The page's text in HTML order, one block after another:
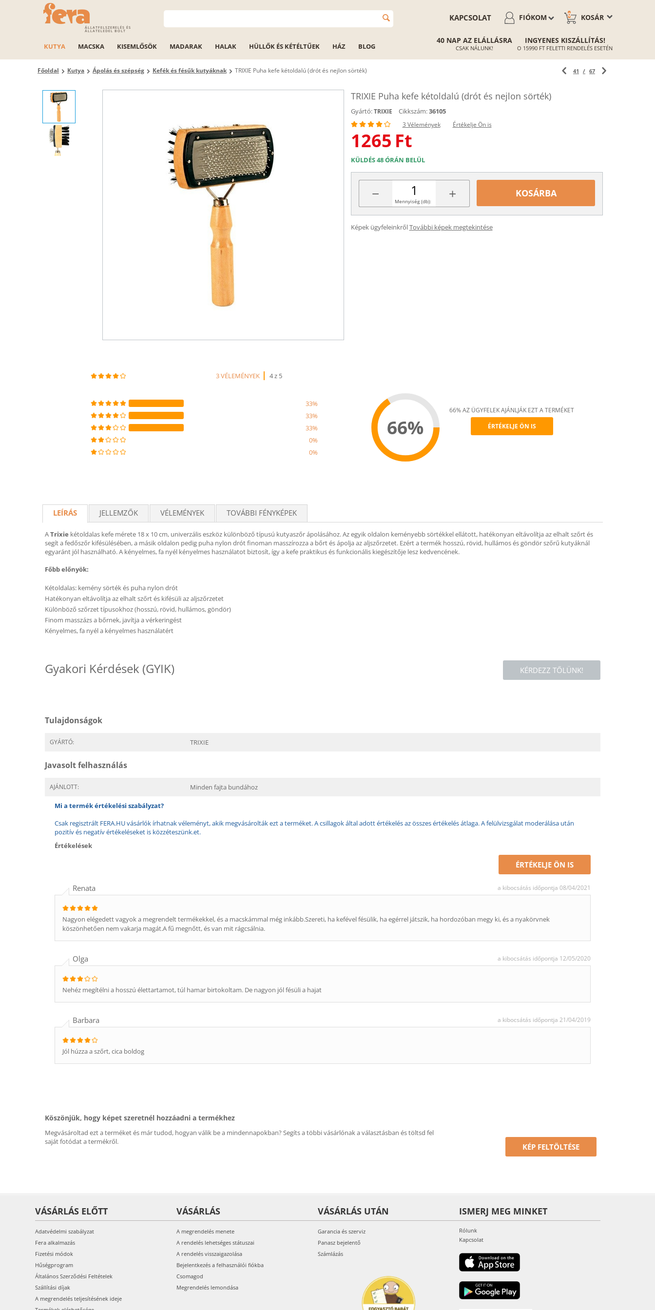
ÁLLATFELSZERELÉS ÉS
ÁLLATELEDEL BOLT
KOSÁR
0
FIÓKOM
KAPCSOLAT
KUTYA MACSKA KISEMLŐSÖK MADARAK HALAK HÜLLŐK ÉS KÉTÉLTŰEK HÁZ BLOG
40 NAP AZ ELÁLLÁSRA
CSAK NÁLUNK!
INGYENES KISZÁLLÍTÁS!
O 15990 FT FELETTI RENDELÉS ESETÉN
Főoldal Kutya Ápolás és szépség Kefék és fésűk kutyáknak TRIXIE Puha kefe kétoldalú (drót és nejlon sörték) 41 / 67
TRIXIE Puha kefe kétoldalú (drót és nejlon sörték)
Gyártó: TRIXIE Cikkszám:36105
3 Vélemények Értékelje Ön is
1265 Ft
KÜLDÉS 48 ÓRÁN BELÜL
− +
Mennyiség (db):
KOSÁRBA
Képek ügyfeleinkrőlTovábbi képek megtekintése
3 VÉLEMÉNYEK 4 z 5
33%
33%
33%
0%
0%
66%
66% AZ ÜGYFELEK AJÁNLJÁK EZT A TERMÉKET
ÉRTÉKELJE ÖN IS
LEÍRÁS JELLEMZŐK VÉLEMÉNYEK TOVÁBBI FÉNYKÉPEK
ATrixie kétoldalas kefe mérete 18 x 10 cm, univerzális eszköz különböző típusú kutyaszőr ápolásához. Az egyik oldalon keményebb sörtékkel ellátott, hatékonyan eltávolítja az elhalt szőrt és
segít a fedőszőr kifésülésében, a másik oldalon pedig puha nylon drót finoman masszírozza a bőrt és ápolja az aljszőrzetet. Ezért a termék hosszú, rövid, hullámos és göndör szőrű kutyáknál
egyaránt jól használható. A kényelmes, fa nyél kényelmes használatot biztosít, így a kefe praktikus és funkcionális kiegészítője lesz kedvencének.
Főbb előnyök:
Kétoldalas: kemény sörték és puha nylon drót
Hatékonyan eltávolítja az elhalt szőrt és kifésüli az aljszőrzetet
Különböző szőrzet típusokhoz (hosszú, rövid, hullámos, göndör)
Finom masszázs a bőrnek, javítja a vérkeringést
Kényelmes, fa nyél a kényelmes használatért
KÉRDEZZ TŐLÜNK!
Gyakori Kérdések (GYIK)
Tulajdonságok
GYÁRTÓ: TRIXIE
Javasolt felhasználás
AJÁNLOTT: Minden fajta bundához
Mi a termék értékelési szabályzat?
Csak regisztrált FERA.HU vásárlók írhatnak véleményt, akik megvásárolták ezt a terméket. A csillagok által adott értékelés az összes értékelés átlaga. A felülvizsgálat moderálása után
pozitív és negatív értékeléseket is közzéteszünk.et.
Értékelések
ÉRTÉKELJE ÖN IS
Renata a kibocsátás időpontja 08/04/2021
Nagyon elégedett vagyok a megrendelt termékekkel, és a macskámmal még inkább.Szereti, ha kefével fésülik, ha egérrel játszik, ha hordozóban megy ki, és a nyakörvnek
köszönhetően nem vakarja magát.A fű megnőtt, és van mit rágcsálnia.
Olga a kibocsátás időpontja 12/05/2020
Nehéz megítélni a hosszú élettartamot, túl hamar birtokoltam. De nagyon jól fésüli a hajat
Barbara a kibocsátás időpontja 21/04/2019
Jól húzza a szőrt, cica boldog
Köszönjük, hogy képet szeretnél hozzáadni a termékhez
Megvásároltad ezt a terméket és már tudod, hogyan válik be a mindennapokban? Segíts a többi vásárlónak a választásban és töltsd fel
saját fotódat a termékről.
KÉP FELTÖLTÉSE
VÁSÁRLÁS ELŐTT
Adatvédelmi szabályzat
Fera alkalmazás
Fizetési módok
Hűségprogram
Általános Szerződési Feltételek
Szállítási díjak
A megrendelés teljesítésének ideje
VÁSÁRLÁS
A megrendelés menete
A rendelés lehetséges státuszai
A rendelés visszaigazolása
Bejelentkezés a felhasználói fiókba
Csomagod
Megrendelés lemondása
VÁSÁRLÁS UTÁN
Garancia és szerviz
Panasz bejelentő
Számlázás
ISMERJ MEG MINKET
Rólunk
Kapcsolat